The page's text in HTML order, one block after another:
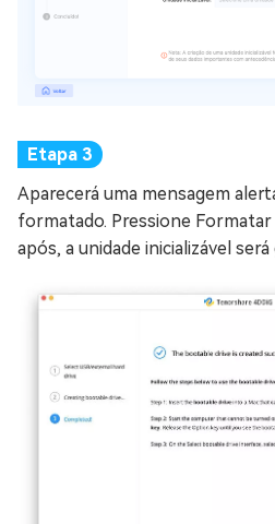
Aparecerá uma mensagem
formatado. Pressione
após, a unidade inicializável